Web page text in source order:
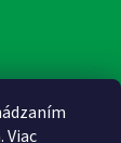
Viac